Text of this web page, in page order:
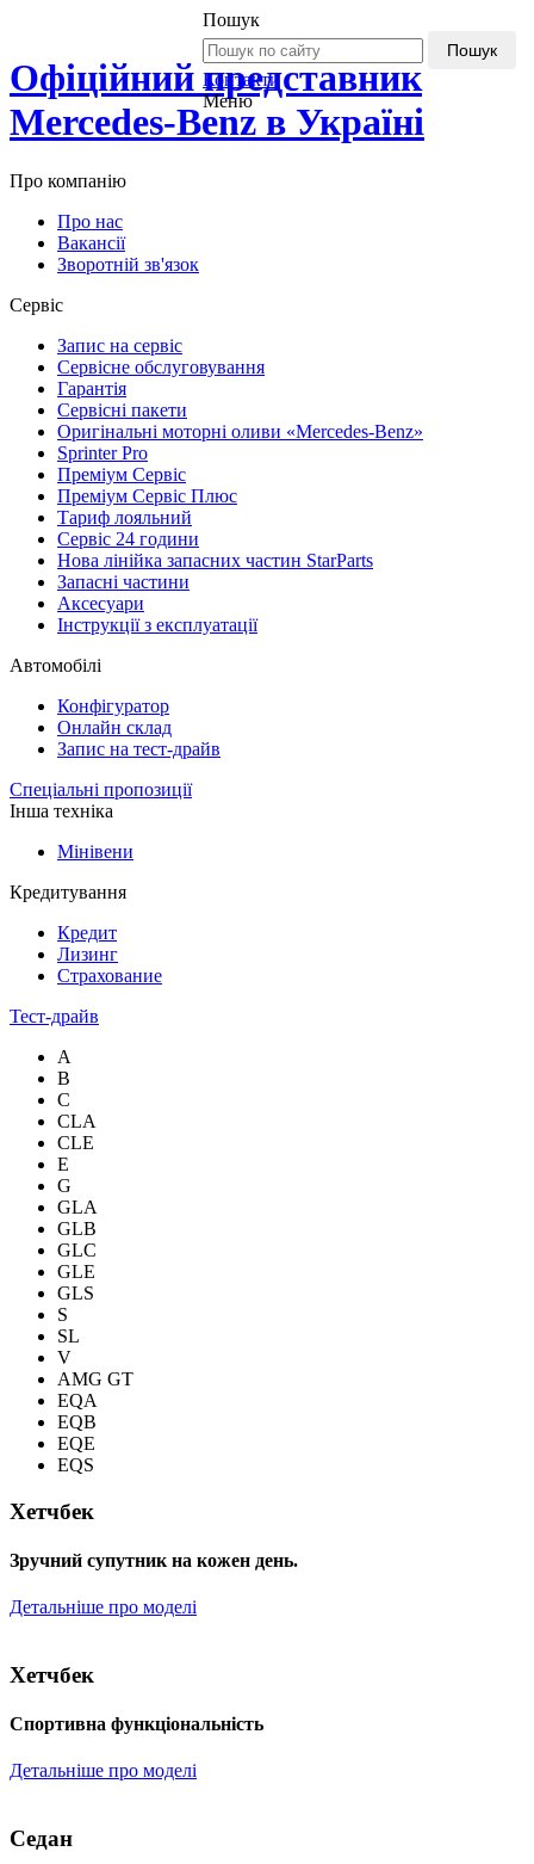
Офіційний представник
Mercedes-Benz в Україні
Пошук
Пошук
Контакти
Меню
Про компанію
Про нас
Вакансії
Зворотній зв'язок
Сервіс
Запис на сервіс
Сервісне обслуговування
Гарантія
Сервісні пакети
Оригінальні моторні оливи «Mercedes-Benz»
Sprinter Pro
Преміум Сервіс
Преміум Сервіс Плюс
Тариф лояльний
Сервіс 24 години
Нова лінійка запасних частин StarParts
Запасні частини
Аксесуари
Інструкції з експлуатації
Автомобілі
Конфігуратор
Онлайн склад
Запис на тест-драйв
Спеціальні пропозиції
Інша техніка
Мінівени
Кредитування
Кредит
Лизинг
Страхование
Тест-драйв
A
B
C
CLA
CLE
E
G
GLA
GLB
GLC
GLE
GLS
S
SL
V
AMG GT
EQA
EQB
EQE
EQS
Хетчбек
Зручний супутник на кожен день.
Детальніше про моделі
Хетчбек
Спортивна функціональність
Детальніше про моделі
Седан